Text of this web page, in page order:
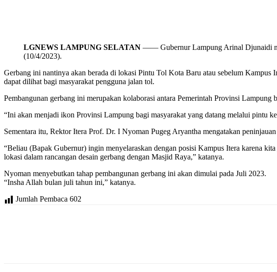
LGNEWS LAMPUNG SELATAN —— Gubernur Lampung Arinal Djunaidi
(10/4/2023).
Gerbang ini nantinya akan berada di lokasi Pintu Tol Kota Baru atau sebelum
dapat dilihat bagi masyarakat pengguna jalan tol.
Pembangunan gerbang ini merupakan kolaborasi antara Pemerintah Provinsi Lampung
“Ini akan menjadi ikon Provinsi Lampung bagi masyarakat yang datang melalui pintu
Sementara itu, Rektor Itera Prof. Dr. I Nyoman Pugeg Aryantha mengatakan
“Beliau (Bapak Gubernur) ingin menyelaraskan dengan posisi Kampus Itera karena
lokasi dalam rancangan desain gerbang dengan Masjid Raya,” katanya.
Nyoman menyebutkan tahap pembangunan gerbang ini akan dimulai pada Juli 2023.
“Insha Allah bulan juli tahun ini,” katanya.
Jumlah Pembaca 602